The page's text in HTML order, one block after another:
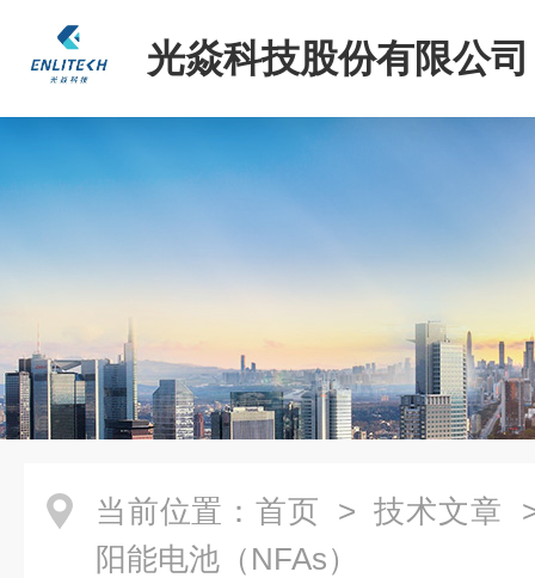
光焱科技股份有限公司
当前位置： 首页 > 技术文章
阳能电池（NFAs）